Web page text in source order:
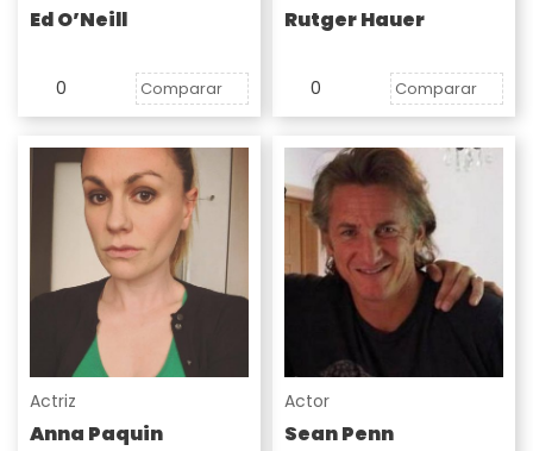
Ed O’Neill
0 Comparar
Rutger Hauer
0 Comparar
Actriz
Anna Paquin
Actor
Sean Penn